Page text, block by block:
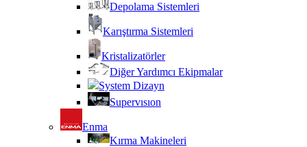
Depolama Sistemleri
Karıştırma Sistemleri
Kristalizatörler
Diğer Yardımcı Ekipmalar
System Dizayn
Supervısıon
Enma
Kırma Makineleri